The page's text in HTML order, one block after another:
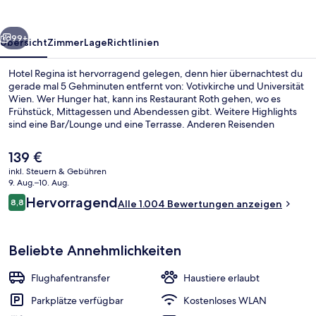
Weiter
99+
ÜbersichtZimmerLageRichtlinien
Hotel Regina ist hervorragend gelegen, denn hier übernachtest du
gerade mal 5 Gehminuten entfernt von: Votivkirche und Universität
Wien. Wer Hunger hat, kann ins Restaurant Roth gehen, wo es
Frühstück, Mittagessen und Abendessen gibt. Weitere Highlights
sind eine Bar/Lounge und eine Terrasse. Anderen Reisenden
Unterkunft ist nur einen kurzen Fußmarsch von den öffentlichen
Verkehrsmitteln entfernt: Zur U-Bahn läuft man 2 Minuten
(Straßenbahnhaltestelle Schwarzspanierstraße) bzw. 5 Minuten
(Straßenbahnhaltestelle Landesgerichtsstraße).
Der
aktuelle
Preis
beträgt
139 €.
139 €
inkl. Steuern & Gebühren
9. Aug.–10. Aug.
Bewertungen
8,88,8 von 10.
HervorragendAlle 1.004 Bewertungen anzeigen
Beliebte Annehmlichkeiten
Flughafentransfer
Haustiere erlaubt
Parkplätze verfügbar
Kostenloses WLAN